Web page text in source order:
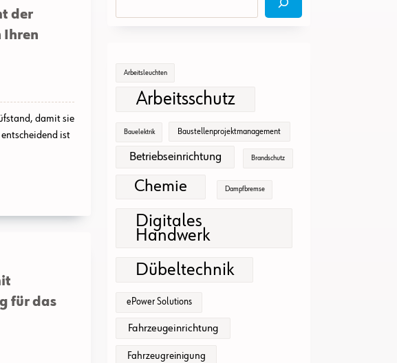
der
Ihren
damit sie
ist
für das
Arbeitsleuchten
Arbeitsschutz
Bauelektrik Baustellenprojektmanagement
Betriebseinrichtung Brandschutz
Chemie Dampfbremse
Digitales
Handwerk
Dübeltechnik
ePower Solutions
Fahrzeugeinrichtung
Fahrzeugreinigung